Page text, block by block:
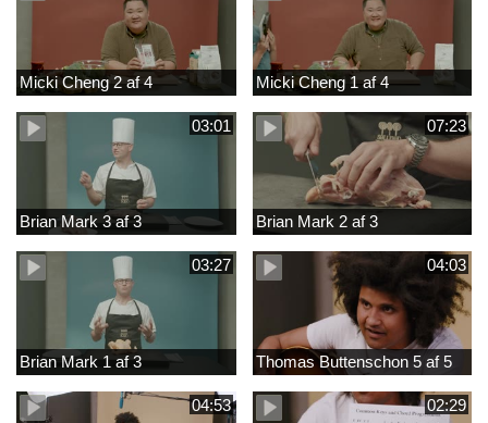
Micki Cheng 2 af 4 Micki Cheng 1 af 4
03:01
Brian Mark 3 af 3
07:23
Brian Mark 2 af 3
03:27
Brian Mark 1 af 3
04:03
Thomas Buttenschon 5 af 5
04:53 02:29